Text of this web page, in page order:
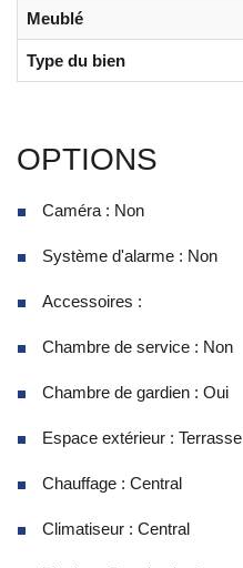
Meublé
Type du bien
OPTIONS
Caméra : Non
Système d'alarme : Non
Accessoires :
Chambre de service : Non
Chambre de gardien : Oui
Espace extérieur : Terrasse
Chauffage : Central
Climatiseur : Central